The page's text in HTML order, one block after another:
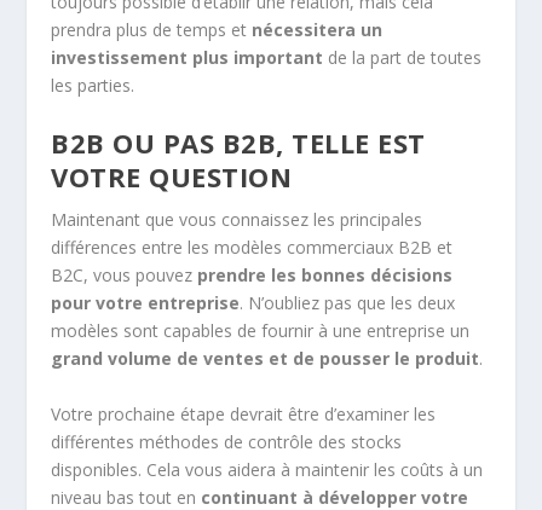
prendra plus de temps et nécessitera un
investissement plus important de la part de toutes
les parties.
B2B OU PAS B2B, TELLE EST
VOTRE QUESTION
Maintenant que vous connaissez les principales
différences entre les modèles commerciaux B2B et
B2C, vous pouvez prendre les bonnes décisions
pour votre entreprise. N’oubliez pas que les deux
modèles sont capables de fournir à une entreprise un
grand volume de ventes et de pousser le produit.
Votre prochaine étape devrait être d’examiner les
différentes méthodes de contrôle des stocks
disponibles. Cela vous aidera à maintenir les coûts à un
niveau bas tout en continuant à développer votre